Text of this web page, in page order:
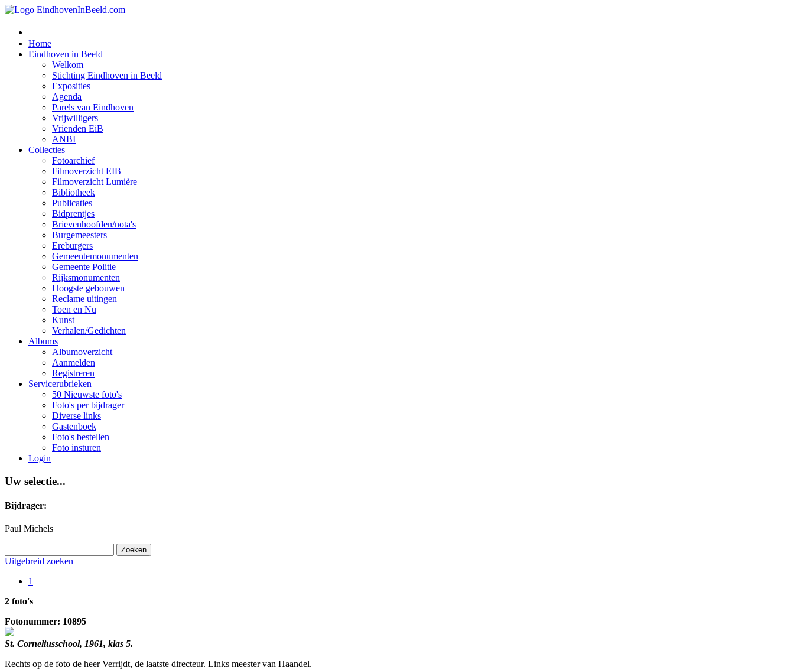
Home
Eindhoven in Beeld
Welkom
Stichting Eindhoven in Beeld
Exposities
Agenda
Parels van Eindhoven
Vrijwilligers
Vrienden EiB
ANBI
Collecties
Fotoarchief
Filmoverzicht EIB
Filmoverzicht Lumière
Bibliotheek
Publicaties
Bidprentjes
Brievenhoofden/nota's
Burgemeesters
Ereburgers
Gemeentemonumenten
Gemeente Politie
Rijksmonumenten
Hoogste gebouwen
Reclame uitingen
Toen en Nu
Kunst
Verhalen/Gedichten
Albums
Albumoverzicht
Aanmelden
Registreren
Servicerubrieken
50 Nieuwste foto's
Foto's per bijdrager
Diverse links
Gastenboek
Foto's bestellen
Foto insturen
Login
Uw selectie...
Bijdrager:
Paul Michels
Uitgebreid zoeken
1
2 foto's
Fotonummer: 10895
St. Corneliusschool, 1961, klas 5.
Rechts op de foto de heer Verrijdt, de laatste directeur. Links meester van Haandel.